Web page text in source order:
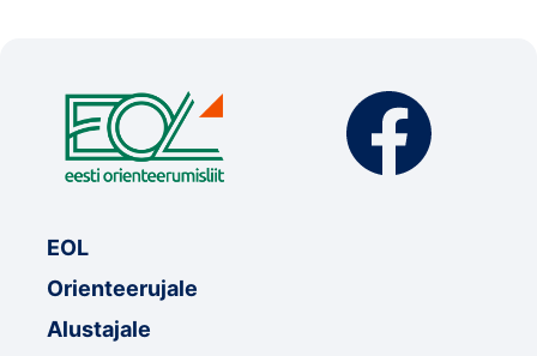
EOL
Orienteerujale
Alustajale